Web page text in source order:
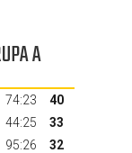
A
74:23
40
44:25
33
95:26
32